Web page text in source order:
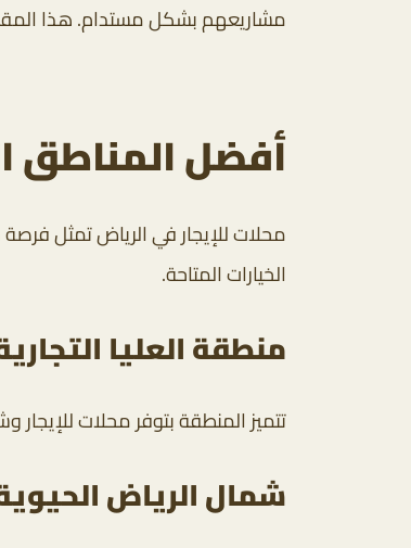
مشاريعهم بشكل مستدام. هذا
أفضل المناطق
محلات للإيجار في الرياض تمثل
الخيارات المتاحة.
منطقة العليا
تتميز المنطقة بتوفر محلات
شمال الرياض